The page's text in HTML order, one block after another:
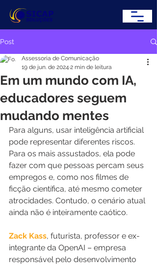
Post
Em um mundo com IA,
educadores seguem
mudando mentes
Assessoria de Comunicação
19 de jun. de 2024 2 min de leitura
Para alguns, usar inteligência artificial
pode representar diferentes riscos.
Para os mais assustados, ela pode
fazer com que pessoas percam seus
empregos e, como nos filmes de
ficção científica, até mesmo cometer
atrocidades. Contudo, o cenário atual
ainda não é inteiramente caótico.
Zack Kass, futurista, professor e ex-
integrante da OpenAI – empresa
responsável pelo desenvolvimento